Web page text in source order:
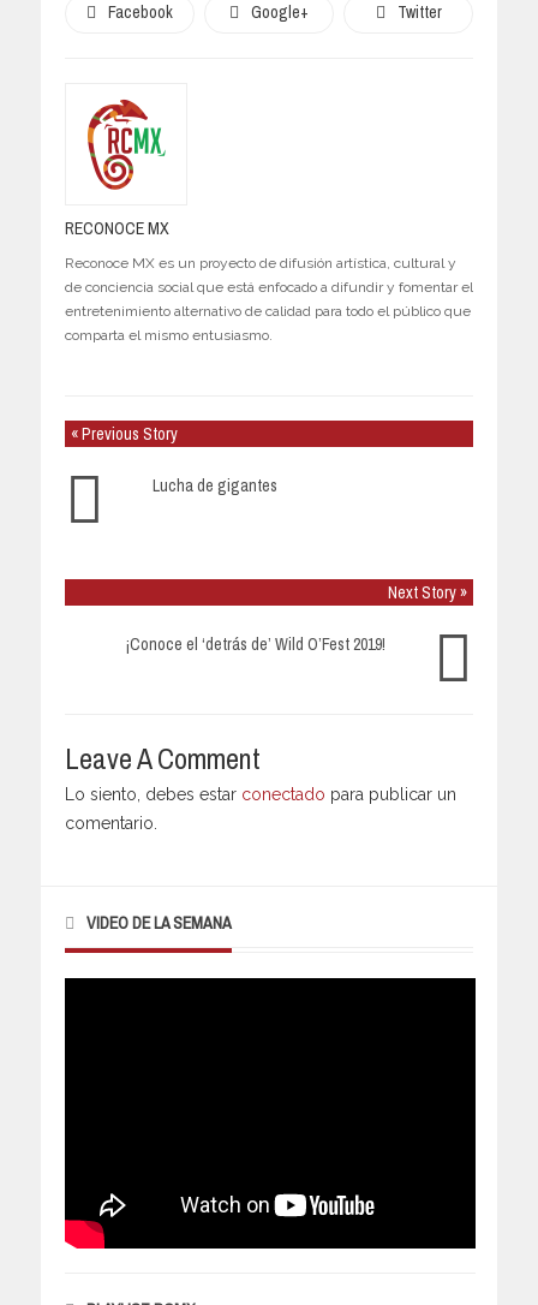
Facebook Google+ Twitter
RECONOCE MX
Reconoce MX es un proyecto de difusión artística, cultural y
de conciencia social que está enfocado a difundir y fomentar el
entretenimiento alternativo de calidad para todo el público que
comparta el mismo entusiasmo.
« Previous Story
Lucha de gigantes
Next Story »
¡Conoce el ‘detrás de’ Wild O’Fest 2019!
Leave A Comment
Lo siento, debes estar conectado para publicar un
comentario.
VIDEO DE LA SEMANA